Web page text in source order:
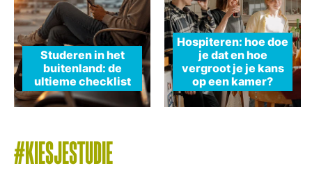
Studeren in het
buitenland: de
ultieme checklist
Hospiteren: hoe doe
je dat en hoe
vergroot je je kans
op een kamer?
#KIESJESTUDIE